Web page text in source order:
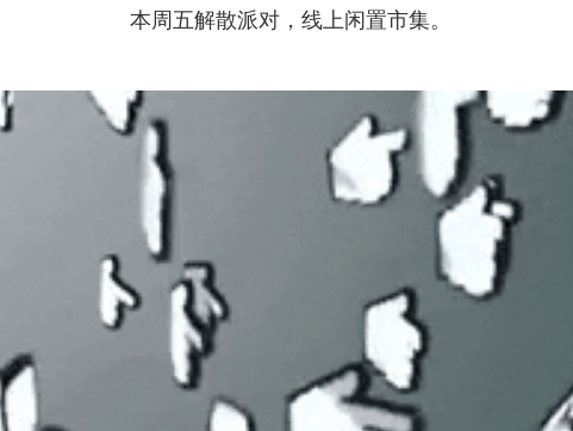
本周五解散派对，线上闲置市集。